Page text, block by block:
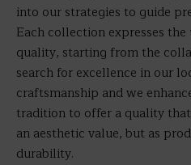
into our strategies to guide
Each collection expresses
quality, starting from the
search for excellence in our
craftsmanship and we
tradition to offer a quality
an aesthetic value, but as
durability.